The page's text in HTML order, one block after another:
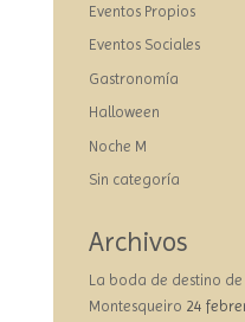
Eventos Propios
Eventos Sociales
Gastronomía
Halloween
Noche M
Sin categoría
Archivos
La boda de destino de
Montesqueiro 24